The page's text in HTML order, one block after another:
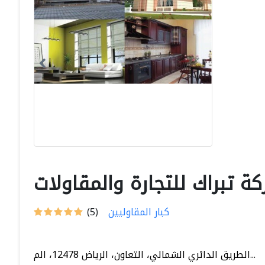
تبراك للتجارة والمقاولات
(5) كبار المقاوليين
الطريق الدائري الشمالي، التعاون، الرياض 12478، الم...